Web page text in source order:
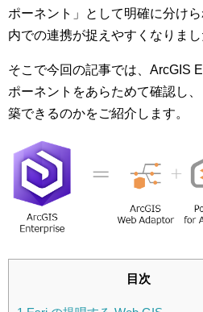
ポーネント」として明確に分け
内での連携が捉えやすくなりまし
そこで今回の記事では、ArcGIS
ポーネントをあらためて確認し
築できるのかをご紹介します。
目次